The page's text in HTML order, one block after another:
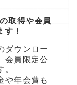
取得や会員
す！
ダウンロー
会員限定公
。
や年会費も